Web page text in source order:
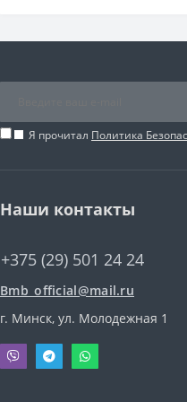
Я прочитал Политика
Наши контакты
+375 (29) 501 24 24
Bmb_official@mail.ru
г. Минск, ул. Молодежная 1